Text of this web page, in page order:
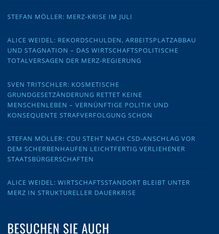
STEFAN MÖLLER: MERZ-KRISE IM JULI
ALICE WEIDEL: REKORDSCHULDEN, ARBEITSPLATZABBAU
UND STAGNATION – DAS WIRTSCHAFTSPOLITISCHE
TOTALVERSAGEN DER MERZ-REGIERUNG
SVEN TRITSCHLER: KOSMETISCHE
GRUNDGESETZÄNDERUNG RETTET KEINE
MENSCHENLEBEN – VERNÜNFTIGE POLITIK UND
KONSEQUENTE STRAFVERFOLGUNG SCHON
STEFAN MÖLLER: CDU STEHT NACH CSD-ANSCHLAG VOR
DEM SCHERBENHAUFEN LEICHTFERTIG VERLIEHENER
STAATSBÜRGERSCHAFTEN
ALICE WEIDEL: WIRTSCHAFTSSTANDORT BLEIBT UNTER
MERZ IN STRUKTURELLER DAUERKRISE
BESUCHEN SIE AUCH